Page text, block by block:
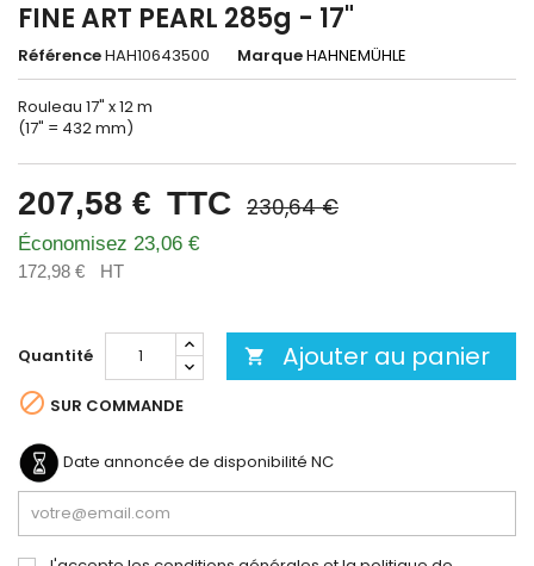
FINE ART PEARL 285g - 17"
RéférenceHAH10643500 MarqueHAHNEMÜHLE
Rouleau 17" x 12 m
(17" = 432 mm)
207,58 € TTC 230,64 €
Économisez 23,06 €
172,98 € HT
Quantité  Ajouter au panier
 SUR COMMANDE
Date annoncée de disponibilité NC